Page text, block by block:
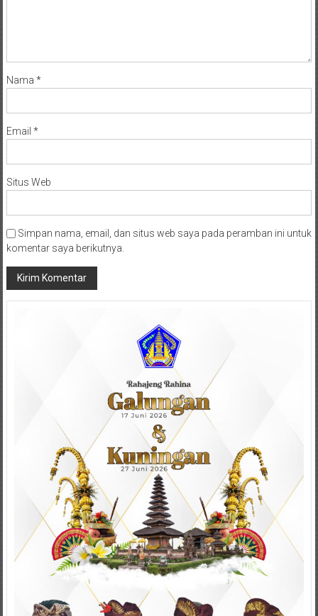
Nama *
Email *
Situs Web
Simpan nama, email, dan situs web saya pada peramban ini untuk
komentar saya berikutnya.